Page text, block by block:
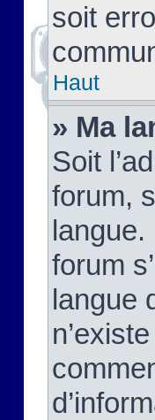
soit
Haut
» Ma
Soit
forum,
forum
langue